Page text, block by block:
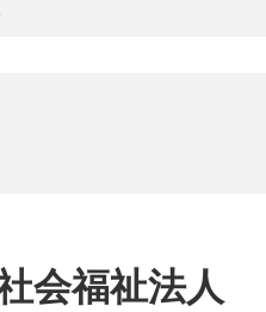
会福祉法人